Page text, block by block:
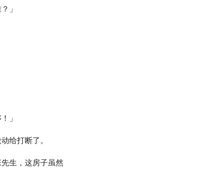
」
」
给打断了。
⽣，这房子虽然